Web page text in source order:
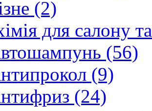
(2)
для салону
(56)
(9)
(24)